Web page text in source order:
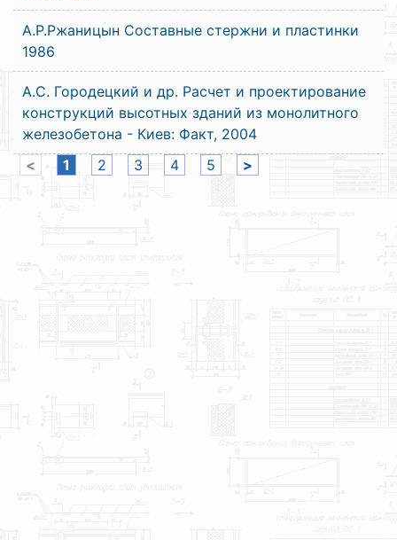
А.Р.Ржаницын Составные стержни и пластинки
1986
А.С. Городецкий и др. Расчет и проектирование
конструкций высотных зданий из монолитного
железобетона - Киев: Факт, 2004
<
1 2 3 4 5 >